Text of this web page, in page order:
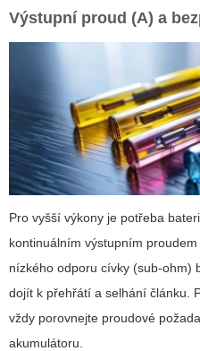
Výstupní proud (A) a
Pro vyšší výkony je potřeba
kontinuálním výstupním
nízkého odporu cívky (sub-ohm)
dojít k přehřátí a selhání článku.
vždy porovnejte proudové
akumulátoru.